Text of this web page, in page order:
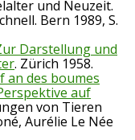
und Neuzeit.
Bern 1989, S.
Darstellung und
. Zürich 1958.
an des boumes
auf
von Tieren
Aurélie Le Née